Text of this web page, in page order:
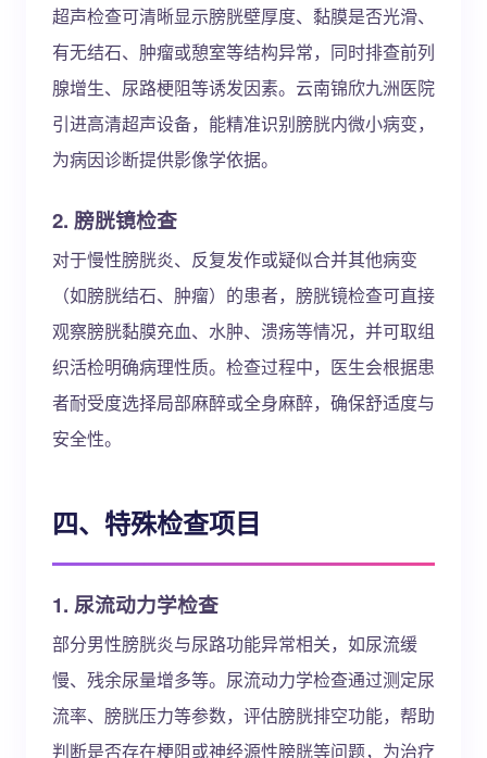
超声检查可清晰显示膀胱壁厚度、黏膜是否光滑、
有无结石、肿瘤或憩室等结构异常，同时排查前列
腺增生、尿路梗阻等诱发因素。云南锦欣九洲医院
引进高清超声设备，能精准识别膀胱内微小病变，
为病因诊断提供影像学依据。
2. 膀胱镜检查
对于慢性膀胱炎、反复发作或疑似合并其他病变
（如膀胱结石、肿瘤）的患者，膀胱镜检查可直接
观察膀胱黏膜充血、水肿、溃疡等情况，并可取组
织活检明确病理性质。检查过程中，医生会根据患
者耐受度选择局部麻醉或全身麻醉，确保舒适度与
安全性。
四、特殊检查项目
1. 尿流动力学检查
部分男性膀胱炎与尿路功能异常相关，如尿流缓
慢、残余尿量增多等。尿流动力学检查通过测定尿
流率、膀胱压力等参数，评估膀胱排空功能，帮助
判断是否存在梗阻或神经源性膀胱等问题，为治疗